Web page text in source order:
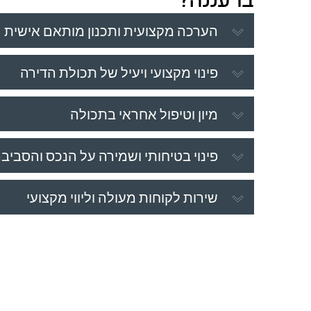
הערכה מקצועית ותכנון מותאם אישית
פינוי מקצועי ויעיל של תכולת הדירה
מיון וטיפול אחראי בתכולה
פינוי בטיחותי ושמירה על הנכס
שירות לקוחות מעולה וליווי מקצועי